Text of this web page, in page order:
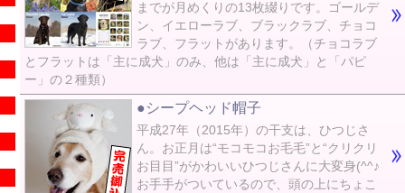
までが月めくりの13枚綴りです。ゴールデ
ン、イエローラブ、ブラックラブ、チョコ
ラブ、フラットがあります。（チョコラブ
とフラットは「主に成犬」のみ、他は「主に成犬」と「パピ
ー」の２種類）
●シープヘッド帽子
平成27年（2015年）の干支は、ひつじさ
ん。お正月は“モコモコお毛毛”と“クリクリ
お目目”がかわいいひつじさんに大変身(^^♪
お手手がついているので、頭の上にちょこ